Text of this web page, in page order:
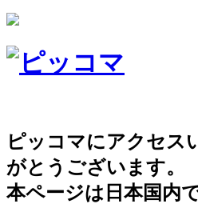
ピッコマにアクセス
がとうございます。
本ページは日本国内